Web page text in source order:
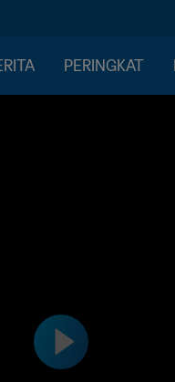
PERINGKAT